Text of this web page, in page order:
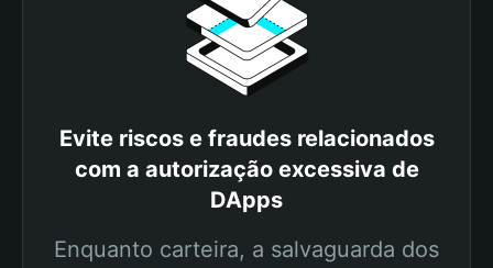
Evite riscos e fraudes relacionados
com a autorização excessiva de
DApps
Enquanto carteira, a salvaguarda dos